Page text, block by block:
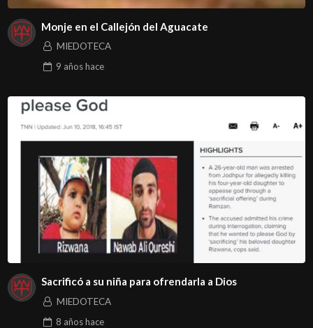
Monje en el Callejón del Aguacate
MIEDOTECA
9 añoshace
Sacrificó a su niña para ofrendarla a Dios
MIEDOTECA
8 añoshace